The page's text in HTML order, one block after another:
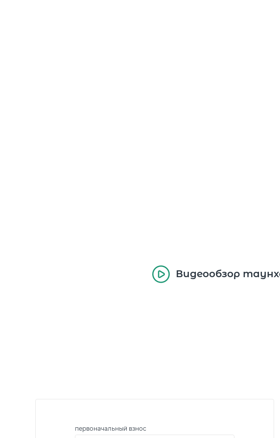
Видеообзор
первоначальный взнос